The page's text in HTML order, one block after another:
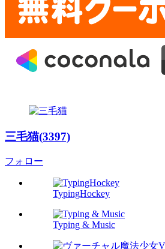
三毛猫(3397)
フォロー
TypingHockey
Typing & Music